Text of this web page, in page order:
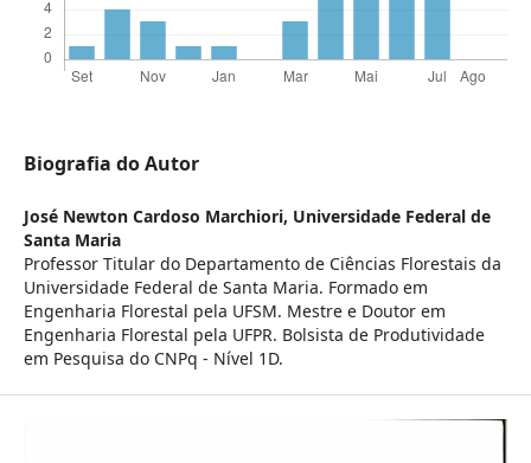
Biografia do Autor
José Newton Cardoso Marchiori, Universidade Federal de
Santa Maria
Professor Titular do Departamento de Ciências Florestais da
Universidade Federal de Santa Maria. Formado em
Engenharia Florestal pela UFSM. Mestre e Doutor em
Engenharia Florestal pela UFPR. Bolsista de Produtividade
em Pesquisa do CNPq - Nível 1D.